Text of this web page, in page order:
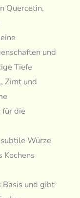
Quercetin,
und
Tiefe
Zimt und
die
Würze
Kochens
Basis und gibt